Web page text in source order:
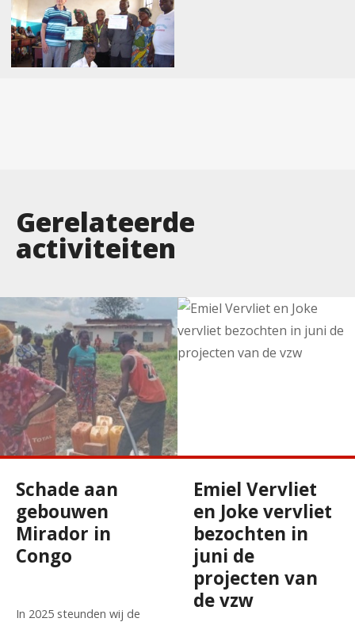
Gerelateerde
activiteiten
Schade aan
gebouwen
Mirador in
Congo
In 2025 steunden wij de
Emiel Vervliet
en Joke vervliet
bezochten in
juni de
projecten van
de vzw